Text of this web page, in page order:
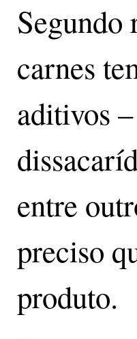
Segundo
carnes
aditivos
entre
preciso
produto.